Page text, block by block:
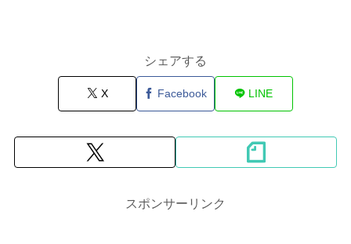
シェアする
X Facebook LINE
スポンサーリンク